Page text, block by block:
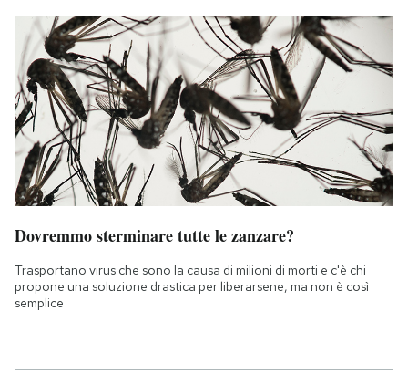
Dovremmo sterminare tutte le zanzare?
Trasportano virus che sono la causa di milioni di morti e c'è chi
propone una soluzione drastica per liberarsene, ma non è così
semplice